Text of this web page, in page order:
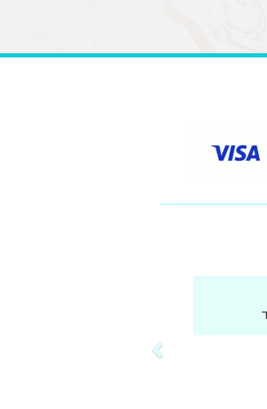
קל נוח